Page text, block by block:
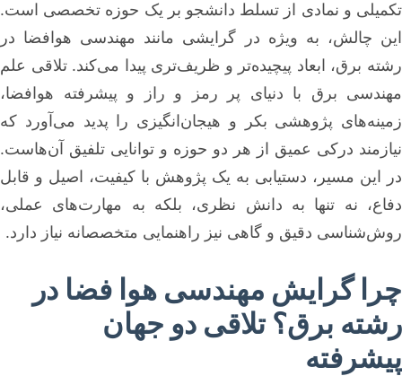
تکمیلی و نمادی از تسلط دانشجو بر یک حوزه تخصصی است.
این چالش، به ویژه در گرایشی مانند مهندسی هوافضا در
رشته برق، ابعاد پیچیده‌تر و ظریف‌تری پیدا می‌کند. تلاقی علم
مهندسی برق با دنیای پر رمز و راز و پیشرفته هوافضا،
زمینه‌های پژوهشی بکر و هیجان‌انگیزی را پدید می‌آورد که
نیازمند درکی عمیق از هر دو حوزه و توانایی تلفیق آن‌هاست.
در این مسیر، دستیابی به یک پژوهش با کیفیت، اصیل و قابل
دفاع، نه تنها به دانش نظری، بلکه به مهارت‌های عملی،
روش‌شناسی دقیق و گاهی نیز راهنمایی متخصصانه نیاز دارد.
چرا گرایش مهندسی هوا فضا در
رشته برق؟ تلاقی دو جهان
پیشرفته